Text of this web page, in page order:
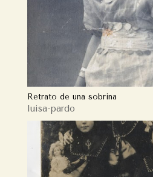
Retrato de una sobrina
luisa-pardo